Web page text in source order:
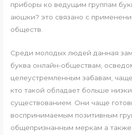
приборы ко ведущим группам
аюшки? это связано с
обществ.
Среди молодых людей данная
буква онлайн-обществам,
целеустремленным забавам, чаще
кто такой обладает больше
существованием. Они чаще
воспринимаемым позитивным
общепризнанным меркам а также